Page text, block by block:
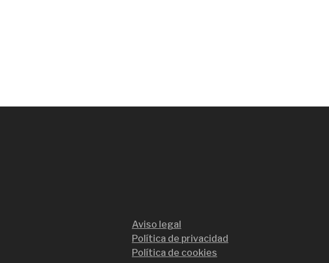
Aviso legal
Política de privacidad
Política de cookies